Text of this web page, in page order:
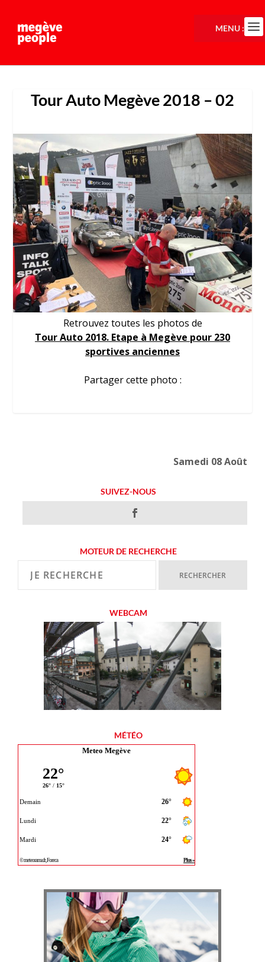
Tour Auto Megève 2018 – 02
Retrouvez toutes les photos de
Tour Auto 2018. Etape à Megève pour 230
sportives anciennes
Partager cette photo :
Samedi 08 Août
SUIVEZ-NOUS
MOTEUR DE RECHERCHE
WEBCAM
MÉTÉO
Meteo Megève
MENU :